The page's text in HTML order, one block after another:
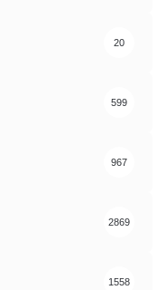
20
599
967
2869
1558